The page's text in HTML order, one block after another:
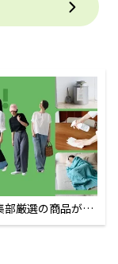
厳選の商品が買